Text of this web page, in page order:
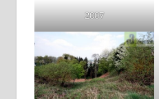
2007